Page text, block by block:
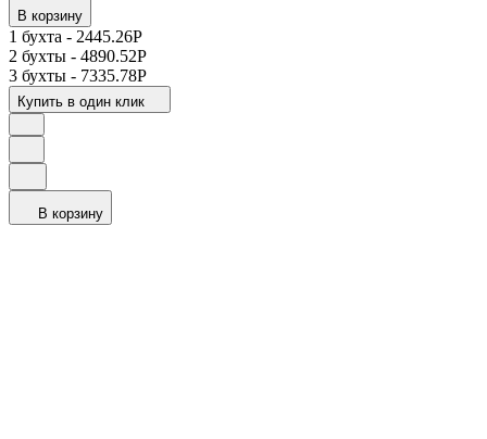
В корзину
1 бухта - 2445.26Р
2 бухты - 4890.52Р
3 бухты - 7335.78Р
Купить в один клик
В корзину